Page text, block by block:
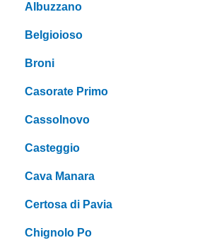
Albuzzano
Belgioioso
Broni
Casorate Primo
Cassolnovo
Casteggio
Cava Manara
Certosa di Pavia
Chignolo Po